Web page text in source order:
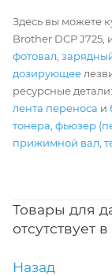
Здесь вы можете
Brother DCP J725,
фотовал
дозирующее
ресурсные детали:
лента переноса и
тонера фьюзер
прижимной вал
Товары для
отсутствует
Назад